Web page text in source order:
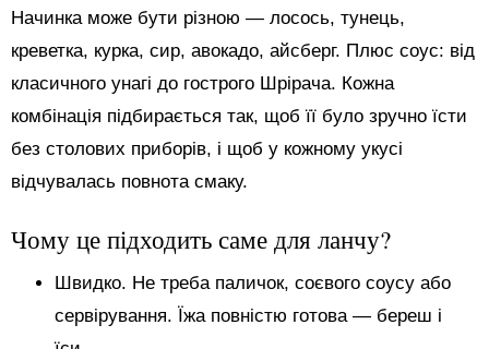
Начинка може бути різною — лосось, тунець,
креветка, курка, сир, авокадо, айсберг. Плюс соус: від
класичного унагі до гострого Шрірача. Кожна
комбінація підбирається так, щоб її було зручно їсти
без столових приборів, і щоб у кожному укусі
відчувалась повнота смаку.
Чому це підходить саме для ланчу?
Швидко. Не треба паличок, соєвого соусу або
сервірування. Їжа повністю готова — береш і